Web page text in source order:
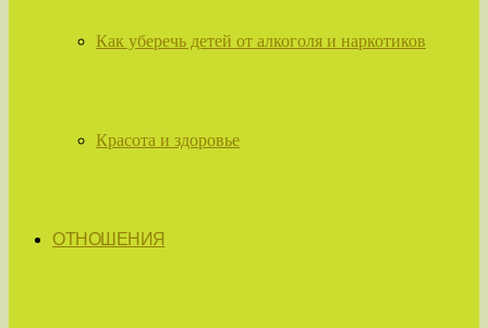
Как уберечь детей от алкоголя и наркотиков
Красота и здоровье
ОТНОШЕНИЯ